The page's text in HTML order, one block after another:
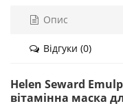
Опис
Відгуки (0)
Helen Seward
вітамінна маска